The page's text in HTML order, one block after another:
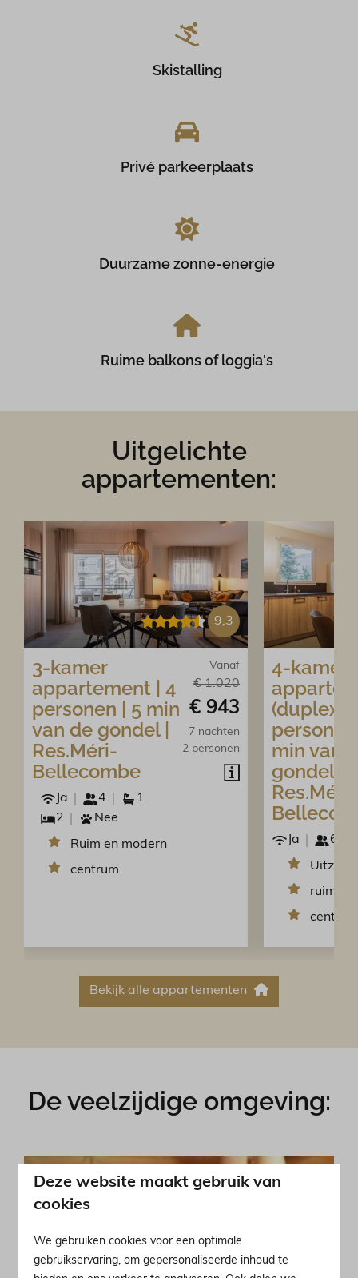
Skistalling
Privé parkeerplaats
Duurzame zonne-energie
Ruime balkons of loggia's
Uitgelichte
appartementen:
9,3
Vanaf
€ 1.020
€ 943
7 nachten
2 personen
3-kamer
appartement | 4
personen | 5 min
van de gondel |
Res.Méri-
Bellecombe
Ja 4
1
2
Nee
Ruim en modern
centrum
4-kamer
(duplex)
min van
gondel |
Res.Méri-
Ja 6
Uitzicht
ruim en
Bekijk alle appartementen
De veelzijdige omgeving:
Deze website maakt gebruik van
cookies
We gebruiken cookies voor een optimale
gebruikservaring, om gepersonaliseerde inhoud te